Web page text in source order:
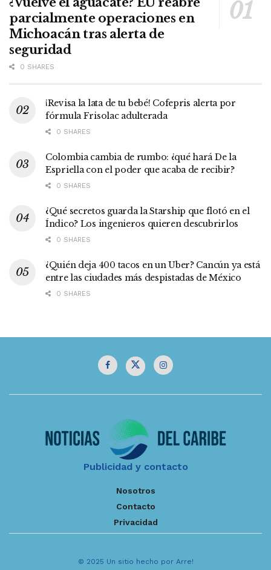
parcialmente operaciones en
Michoacán tras alerta de
seguridad
0 SHARES
¡Revisa la lata de tu bebé! Cofepris alerta por
fórmula Frisolac adulterada
0 SHARES
Colombia cambia de rumbo: ¿qué hará De la
Espriella con el poder que acaba de recibir?
0 SHARES
¿Qué secretos guarda la Starship que flotó en el
Índico? Los ingenieros quieren descubrirlos
0 SHARES
¿Quién deja 400 tacos en un Uber? Cancún ya está
entre las ciudades más despistadas de México
0 SHARES
Publicidad y contacto
Nosotros
Contacto
Privacidad
© 2025 Un sitio hecho por Arre!